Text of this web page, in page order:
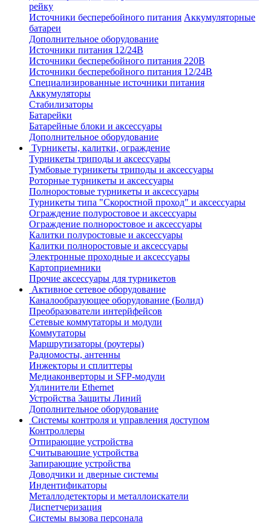
рейку
Источники бесперебойного питания Аккумуляторные
батареи
Дополнительное оборудование
Источники питания 12/24В
Источники бесперебойного питания 220В
Источники бесперебойного питания 12/24В
Специализированные источники питания
Аккумуляторы
Стабилизаторы
Батарейки
Батарейные блоки и аксессуары
Дополнительное оборудование
Турникеты, калитки, ограждение
Турникеты триподы и аксессуары
Тумбовые турникеты триподы и аксессуары
Роторные турникеты и аксессуары
Полноростовые турникеты и аксессуары
Турникеты типа "Скоростной проход" и аксессуары
Ограждение полуростовое и аксессуары
Ограждение полноростовое и аксессуары
Калитки полуростовые и аксессуары
Калитки полноростовые и аксессуары
Электронные проходные и аксессуары
Картоприемники
Прочие аксессуары для турникетов
Активное сетевое оборудование
Каналообразующее оборудование (Болид)
Преобразователи интерйфейсов
Сетевые коммутаторы и модули
Коммутаторы
Маршрутизаторы (роутеры)
Радиомосты, антенны
Инжекторы и сплиттеры
Медиаконверторы и SFP-модули
Удлинители Ethernet
Устройства Защиты Линий
Дополнительное оборудование
Системы контроля и управления доступом
Контроллеры
Отпирающие устройства
Считывающие устройства
Запирающие устройства
Доводчики и дверные системы
Индентификаторы
Металлодетекторы и металлоискатели
Диспетчеризация
Системы вызова персонала